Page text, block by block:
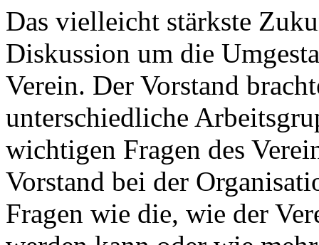
Das vielleicht stärkste
Diskussion um die
Verein. Der Vorstand
unterschiedliche
wichtigen Fragen des
Vorstand bei der
Fragen wie die, wie der